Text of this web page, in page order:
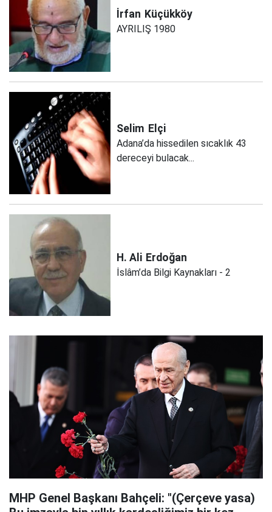
İrfan Küçükköy
AYRILIŞ 1980
Selim Elçi
Adana’da hissedilen sıcaklık 43
dereceyi bulacak...
H. Ali Erdoğan
İslâm’da Bilgi Kaynakları - 2
MHP Genel Başkanı Bahçeli: "(Çerçeve yasa)